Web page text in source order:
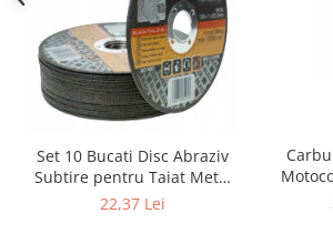
Set 10 Bucati Disc Abraziv
Subtire pentru Taiat Metal
si Inox 125 x 1 x 22.2 mm,
22,37 Lei